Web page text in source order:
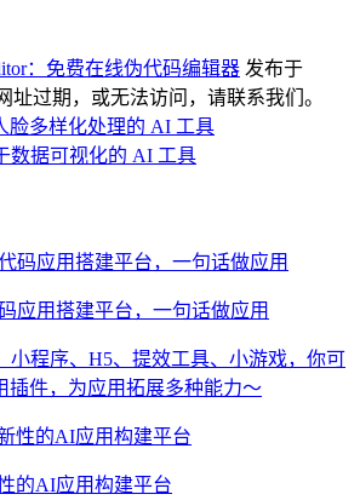
：免费在线伪代码编辑器 发布于
址过期，或无法访问，请联系我们。
脸多样化处理的 AI 工具
数据可视化的 AI 工具
应用搭建平台，一句话做应用
小程序、H5、提效工具、小游戏，你可
插件，为应用拓展多种能力～
的AI应用构建平台